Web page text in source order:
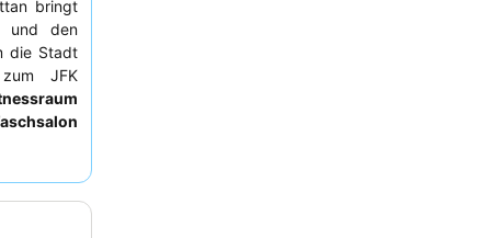
bringt
und den
die Stadt
JFK